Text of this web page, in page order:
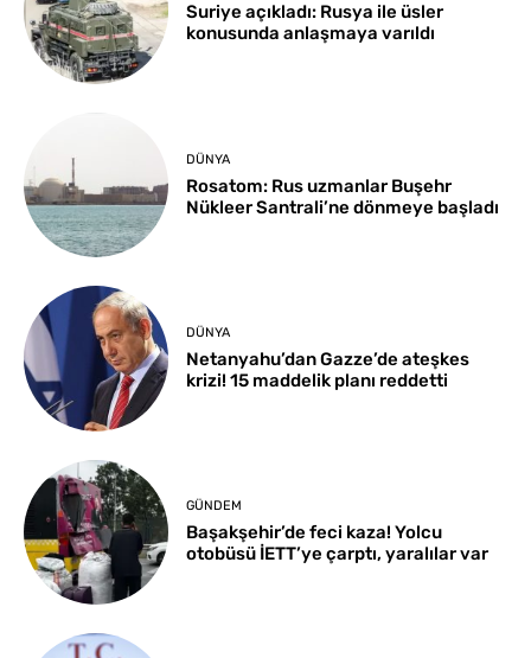
Suriye açıkladı: Rusya ile üsler
konusunda anlaşmaya varıldı
DÜNYA
Rosatom: Rus uzmanlar Buşehr
Nükleer Santrali’ne dönmeye başladı
DÜNYA
Netanyahu’dan Gazze’de ateşkes
krizi! 15 maddelik planı reddetti
GÜNDEM
Başakşehir’de feci kaza! Yolcu
otobüsü İETT’ye çarptı, yaralılar var